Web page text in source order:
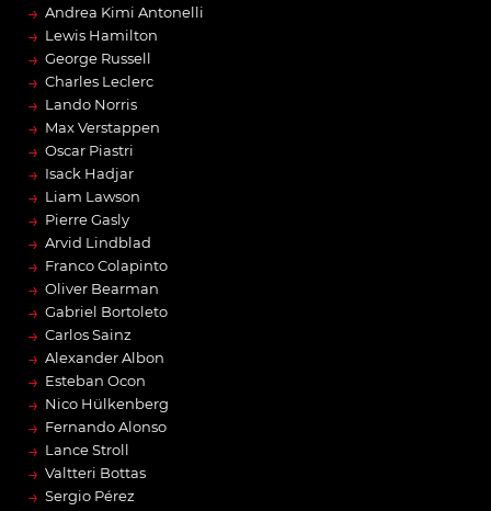
→ Andrea Kimi Antonelli
→ Lewis Hamilton
→ George Russell
→ Charles Leclerc
→ Lando Norris
→ Max Verstappen
→ Oscar Piastri
→ Isack Hadjar
→ Liam Lawson
→ Pierre Gasly
→ Arvid Lindblad
→ Franco Colapinto
→ Oliver Bearman
→ Gabriel Bortoleto
→ Carlos Sainz
→ Alexander Albon
→ Esteban Ocon
→ Nico Hülkenberg
→ Fernando Alonso
→ Lance Stroll
→ Valtteri Bottas
→ Sergio Pérez